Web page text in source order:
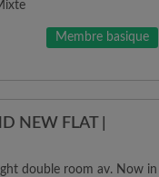
Membre basique
NEW FLAT |
double room av. Now in